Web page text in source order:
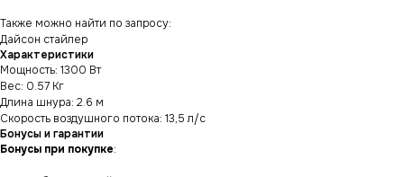
Также можно найти по запросу:
Дайсон стайлер
Характеристики
Мощность: 1300 Вт
Вес: 0.57 Кг
Длина шнура: 2.6 м
Скорость воздушного потока: 13,5 л/с
Бонусы и гарантии
Бонусы при покупке: